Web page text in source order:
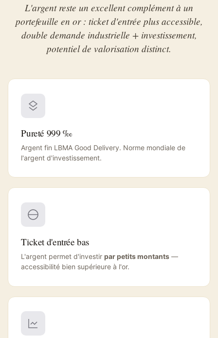
L'argent reste un excellent complément à un
portefeuille en or : ticket d'entrée plus accessible,
double demande industrielle + investissement,
potentiel de valorisation distinct.
Pureté 999 ‰
Argent fin LBMA Good Delivery. Norme mondiale de
l'argent d'investissement.
Ticket d'entrée bas
L'argent permet d'investirpar petits montants —
accessibilité bien supérieure à l'or.